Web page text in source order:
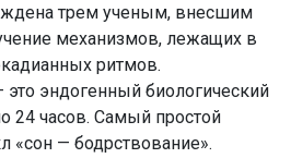
трем ученым, внесшим
механизмов, лежащих в
ритмов.
эндогенный биологический
24 часов. Самый простой
«сон — бодрствование».